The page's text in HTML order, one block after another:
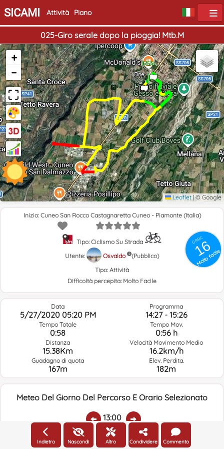
SICAMI Attività Piano
025-Giro serale dopo la pioggia! Mtb.M
Inizio
Fine
+
−
Leaflet |© Google
GRSIC
16
Molto facile
Inizio: Cuneo San Rocco Castagnaretta Cuneo - Piamonte (Italia)
Tipo: Ciclismo Su Strada
Utente:
Osvaldo
(Pubblico)
Tipo: Attività
Difficoltà percepita: Molto Facile
Data
5/27/2020 05:20 PM
Tempo Totale
0:58
Distanza
15.38Km
Guadagno di quota
167m
Programma
14:27 - 15:26
Tempo Mov.
0:56 h
Velocità Movimento Medio
16.2km/h
Elev. Perdita.
182m
Meteo Del Giorno Del Percorso E Orario Selezionato
13:00
Temp.: Piovere:Umidità Media:Velocità Vento:Indirizzo Vento:
Indietro Nascondi Altro Condividere Commento